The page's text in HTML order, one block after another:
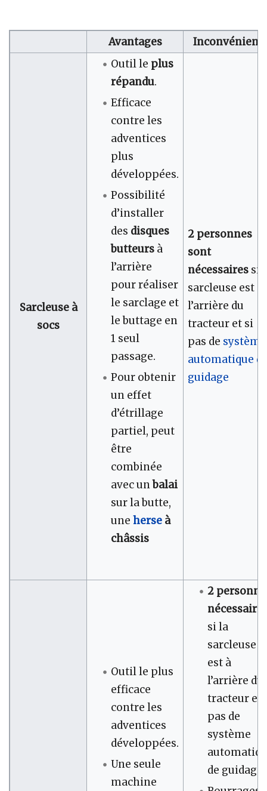
Avantages
Sarcleuse à
socs
Outil le plus
répandu.
Efficace
contre les
adventices
plus
développées.
Possibilité
d’installer
des disques
butteursà
l’arrière
pour réaliser
le sarclage et
le buttage en
1 seul
passage.
Pour obtenir
un effet
d’étrillage
partiel, peut
être
combinée
avec unbalai
sur la butte,
une herseà
châssis
2 personnes
sont
nécessairessi
sarcleuse est à
l’arrière du
tracteur et si
pas de système
automatique
guidage
Outil le plus
efficace
contre les
adventices
développées.
Une seule
machine
2
si la
sarcleuse
est à
l’arrière du
tracteur et
pas de
système
de guidage